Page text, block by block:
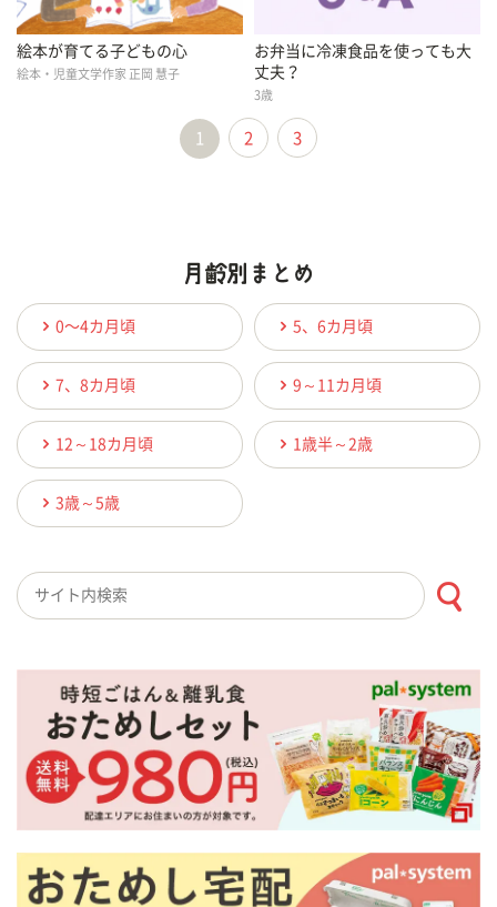
絵本が育てる子どもの心
絵本・児童文学作家 正岡 慧子
お弁当に冷凍食品を使っても大
丈夫？
3歳
1 2 3
0〜4カ月頃 5、6カ月頃
7、8カ月頃 9～11カ月頃
12～18カ月頃 1歳半～2歳
3歳～5歳
検索キーワード入力